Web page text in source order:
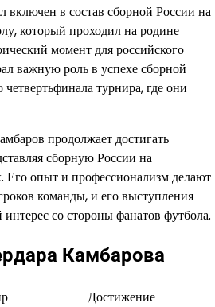
в состав сборной России на
который проходил на родине
момент для российского
важную роль в успехе сборной
турнира, где они
продолжает достигать
сборную России на
Его опыт и профессионализм делают
команды, и его выступления
со стороны фанатов футбола.
Камбарова
Достижение